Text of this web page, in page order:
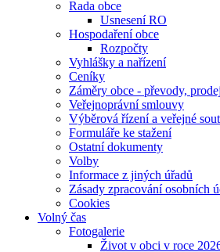
Rada obce
Usnesení RO
Hospodaření obce
Rozpočty
Vyhlášky a nařízení
Ceníky
Záměry obce - převody,
Veřejnoprávní smlouvy
Výběrová řízení a veřejné
Formuláře ke stažení
Ostatní dokumenty
Volby
Informace z jiných úřadů
Zásady zpracování osobních
Cookies
Volný čas
Fotogalerie
Život v obci v roce